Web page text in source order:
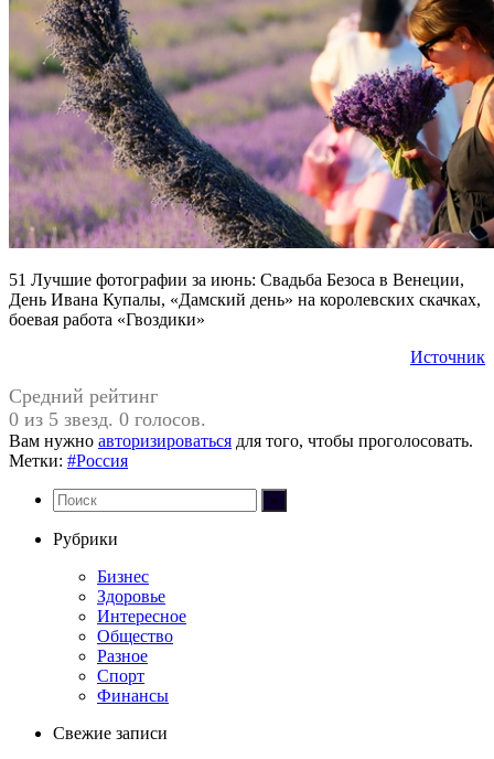
51 Лучшие фотографии за июнь: Свадьба Безоса в Венеции,
День Ивана Купалы, «Дамский день» на королевских скачках,
боевая работа «Гвоздики»
Источник
Средний рейтинг
0 из 5 звезд. 0 голосов.
Вам нужно авторизироваться для того, чтобы проголосовать.
Метки: #Россия
Рубрики
Бизнес
Здоровье
Интересное
Общество
Разное
Спорт
Финансы
Свежие записи